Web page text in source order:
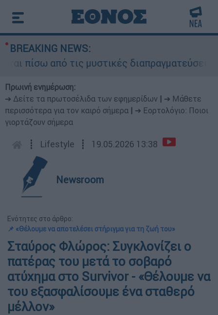
BREAKING NEWS:
από τις μυστικές διαπραγματεύσεις και
Πρωινή ενημέρωση:
➔ Δείτε τα πρωτοσέλιδα των εφημερίδων
➔ Μάθετε
περισσότερα για τον καιρό σήμερα
➔ Εορτολόγιο: Ποιοι
γιορτάζουν σήμερα
┋ Lifestyle ┋ 19.05.2026 13:38
Newsroom
Ενότητες στο άρθρο:
📌 «Θέλουμε να αποτελέσει στήριγμα για τη ζωή του»
Σταύρος Φλώρος: Συγκλονίζει ο
πατέρας του μετά το σοβαρό
ατύχημα στο Survivor - «Θέλουμε να
του εξασφαλίσουμε ένα σταθερό
μέλλον»